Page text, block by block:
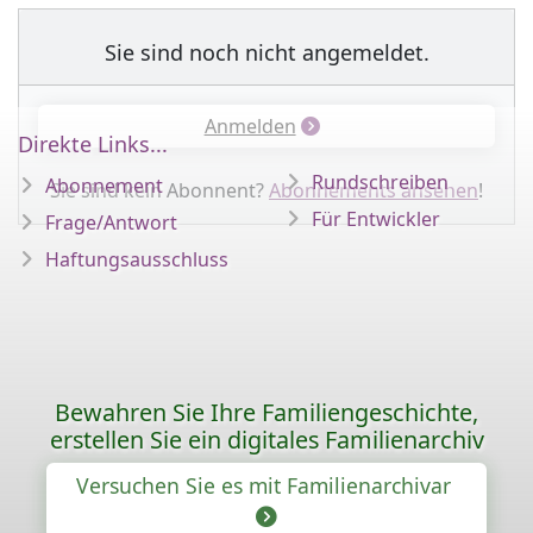
Sie sind noch nicht angemeldet.
Anmelden
Sie sind kein Abonnent?Abonnements ansehen!
Direkte Links...
Abonnement
Frage/Antwort
Haftungsausschluss
Rundschreiben
Für Entwickler
Bewahren Sie Ihre Familiengeschichte,
erstellen Sie ein digitales Familienarchiv
Versuchen Sie es mit Familienarchivar